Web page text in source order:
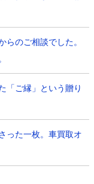
のご相談でした。
「ご縁」という贈り
った一枚。車買取オ